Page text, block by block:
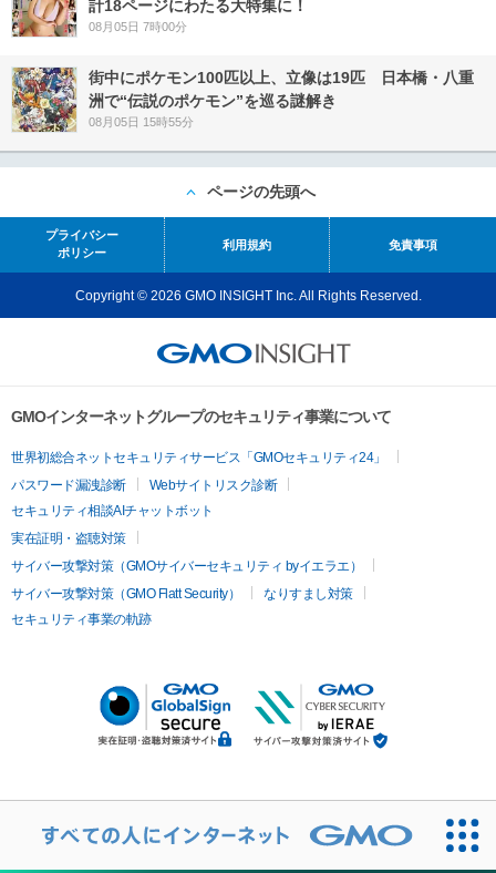
計18ページにわたる大特集に！
08月05日 7時00分
街中にポケモン100匹以上、立像は19匹 日本橋・八重
洲で“伝説のポケモン”を巡る謎解き
08月05日 15時55分
ページの先頭へ
プライバシー
ポリシー
利用規約 免責事項
Copyright © 2026 GMO INSIGHT Inc. All Rights Reserved.
GMOインターネットグループのセキュリティ事業について
世界初総合ネットセキュリティサービス「GMOセキュリティ24」
パスワード漏洩診断
Webサイトリスク診断
セキュリティ相談AIチャットボット
実在証明・盗聴対策
サイバー攻撃対策（GMOサイバーセキュリティ byイエラエ）
サイバー攻撃対策（GMO Flatt Security）
なりすまし対策
セキュリティ事業の軌跡